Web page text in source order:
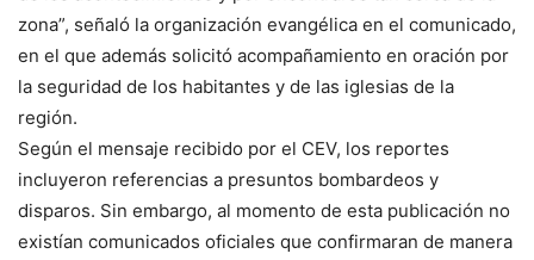
zona”, señaló la organización evangélica en el comunicado,
en el que además solicitó acompañamiento en oración por
la seguridad de los habitantes y de las iglesias de la
región.
Según el mensaje recibido por el CEV, los reportes
incluyeron referencias a presuntos bombardeos y
disparos. Sin embargo, al momento de esta publicación no
existían comunicados oficiales que confirmaran de manera